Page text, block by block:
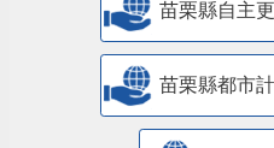
苗栗縣自主
苗栗縣都市